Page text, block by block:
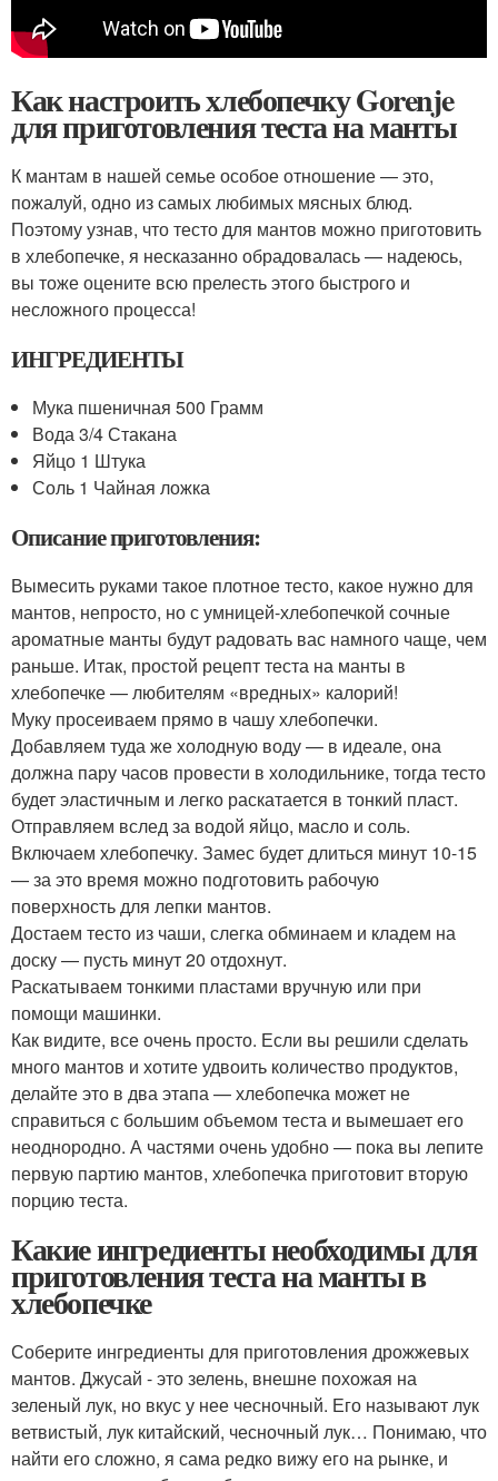
Как настроить хлебопечку Gorenje
для приготовления теста на манты
К мантам в нашей семье особое отношение — это,
пожалуй, одно из самых любимых мясных блюд.
Поэтому узнав, что тесто для мантов можно приготовить
в хлебопечке, я несказанно обрадовалась — надеюсь,
вы тоже оцените всю прелесть этого быстрого и
несложного процесса!
ИНГРЕДИЕНТЫ
Мука пшеничная 500 Грамм
Вода 3/4 Стакана
Яйцо 1 Штука
Соль 1 Чайная ложка
Описание приготовления:
Вымесить руками такое плотное тесто, какое нужно для
мантов, непросто, но с умницей-хлебопечкой сочные
ароматные манты будут радовать вас намного чаще, чем
раньше. Итак, простой рецепт теста на манты в
хлебопечке — любителям «вредных» калорий!
Муку просеиваем прямо в чашу хлебопечки.
Добавляем туда же холодную воду — в идеале, она
должна пару часов провести в холодильнике, тогда тесто
будет эластичным и легко раскатается в тонкий пласт.
Отправляем вслед за водой яйцо, масло и соль.
Включаем хлебопечку. Замес будет длиться минут 10-15
— за это время можно подготовить рабочую
поверхность для лепки мантов.
Достаем тесто из чаши, слегка обминаем и кладем на
доску — пусть минут 20 отдохнут.
Раскатываем тонкими пластами вручную или при
помощи машинки.
Как видите, все очень просто. Если вы решили сделать
много мантов и хотите удвоить количество продуктов,
делайте это в два этапа — хлебопечка может не
справиться с большим объемом теста и вымешает его
неоднородно. А частями очень удобно — пока вы лепите
первую партию мантов, хлебопечка приготовит вторую
порцию теста.
Какие ингредиенты необходимы для
приготовления теста на манты в
хлебопечке
Соберите ингредиенты для приготовления дрожжевых
мантов. Джусай - это зелень, внешне похожая на
зеленый лук, но вкус у нее чесночный. Его называют лук
ветвистый, лук китайский, чесночный лук… Понимаю, что
найти его сложно, я сама редко вижу его на рынке, и